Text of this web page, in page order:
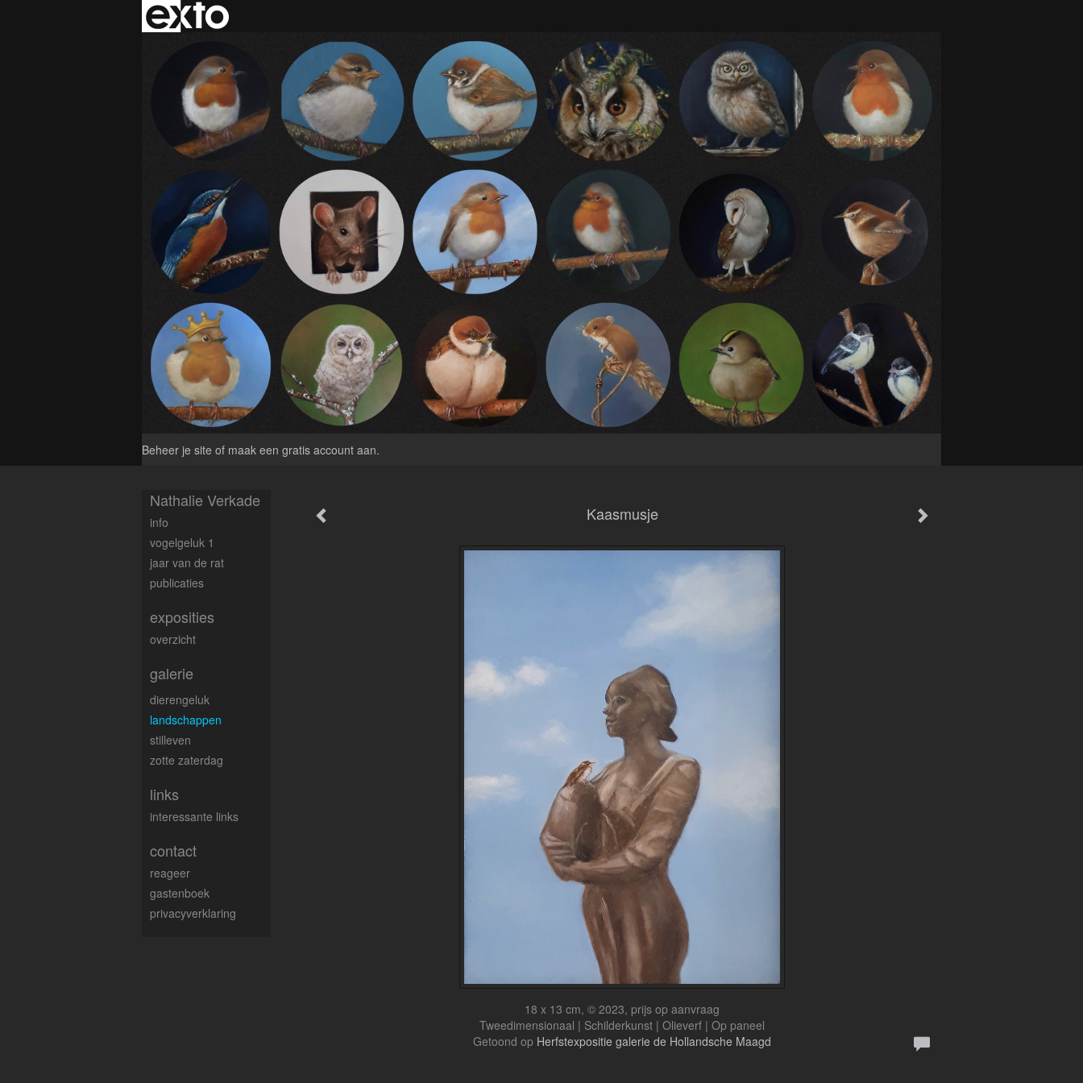
Beheer je site of maak een gratis account aan.
Kaasmusje
18 x 13 cm, © 2023, prijs op aanvraag
Tweedimensionaal | Schilderkunst | Olieverf | Op paneel
Getoond op Herfstexpositie galerie de Hollandsche Maagd
Nathalie Verkade
info
vogelgeluk 1
jaar van de rat
publicaties
exposities
overzicht
galerie
dierengeluk
landschappen
stilleven
zotte zaterdag
links
interessante links
contact
reageer
gastenboek
privacyverklaring